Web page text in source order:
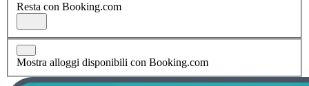
Resta con Booking.com
Mostra alloggi disponibili con Booking.com